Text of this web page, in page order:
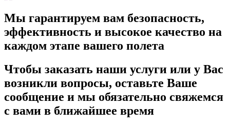
Мы гарантируем вам безопасность,
эффективность и высокое качество на
каждом этапе вашего полета
Чтобы заказать наши услуги или у Вас
возникли вопросы, оставьте Ваше
сообщение и мы обязательно свяжемся
с вами в ближайшее время